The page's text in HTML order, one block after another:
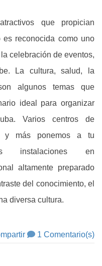
que propician
reconocida como uno
celebración de eventos,
La cultura, salud, la
algunos temas que
ideal para organizar
Varios centros de
y más ponemos a tu
instalaciones en
altamente preparado
del conocimiento, el
diversa cultura.
1 Comentario(s)